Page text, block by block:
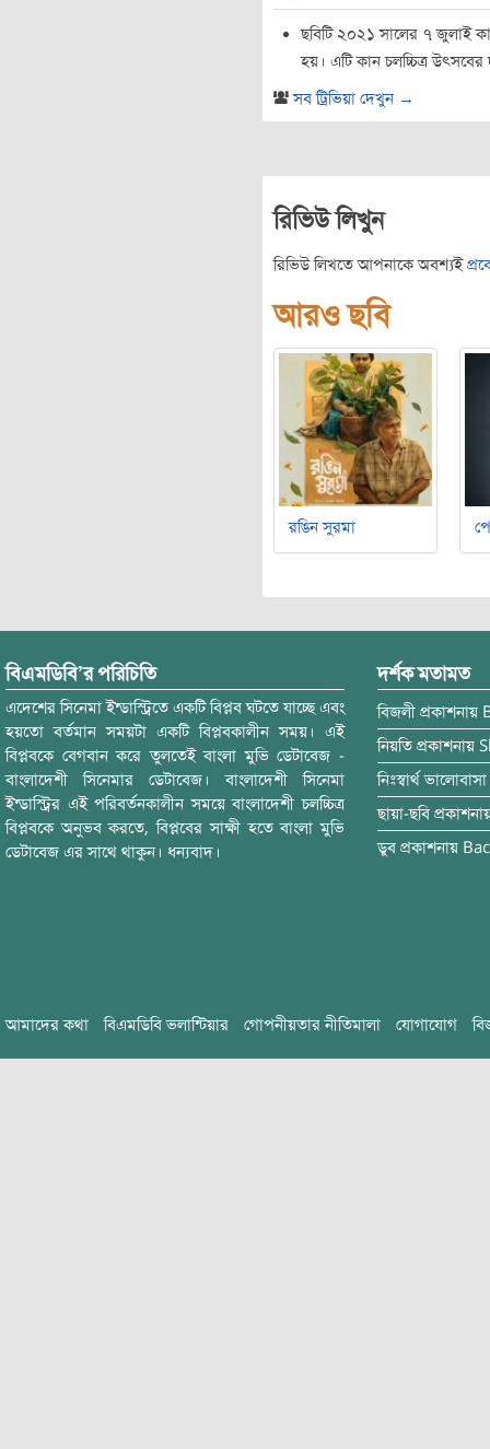
ছবিটি ২০২১ সালের ৭ জুলাই
হয়। এটি কান চলচ্চিত্র উৎসবের
সব ট্রিভিয়া দেখুন →
রিভিউ লিখুন
রিভিউ লিখতে আপনাকে অবশ্যই
আরও ছবি
রঙিন সুরমা
বিএমডিবি’র পরিচিতি
এদেশের সিনেমা ইন্ডাস্ট্রিতে একটি বিপ্লব ঘটতে যাচ্ছে এবং
হয়তো বর্তমান সময়টা একটি বিপ্লবকালীন সময়। এই
বিপ্লবকে বেগবান করে তুলতেই বাংলা মুভি ডেটাবেজ -
বাংলাদেশী সিনেমার ডেটাবেজ। বাংলাদেশী সিনেমা
ইন্ডাস্ট্রির এই পরিবর্তনকালীন সময়ে বাংলাদেশী চলচ্চিত্র
বিপ্লবকে অনুভব করতে, বিপ্লবের সাক্ষী হতে বাংলা মুভি
ডেটাবেজ এর সাথে থাকুন। ধন্যবাদ।
দর্শক মতামত
বিজলী প্রকাশনায়
নিয়তি প্রকাশনায়
নিঃস্বার্থ ভালোবাসা
ছায়া-ছবি
ডুব প্রকাশনায়
আমাদের কথা বিএমডিবি ভলান্টিয়ার গোপনীয়তার নীতিমালা যোগাযোগ